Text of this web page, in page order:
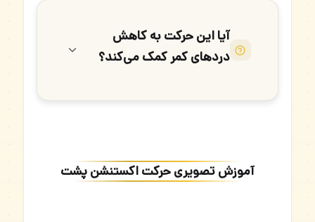
آیا این حرکت به کاهش
دردهای کمر کمک می‌کند؟
آموزش تصویری حرکت اکستنشن پشت